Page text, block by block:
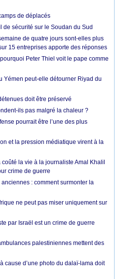
de déplacés
de sécurité sur le Soudan du Sud
de quatre jours sont-elles plus
15 entreprises apporte des réponses
Peter Thiel voit le pape comme
Yémen peut-elle détourner Riyad du
doit être préservé
ils pas malgré la chaleur ?
pourrait être l’une des plus
et la pression médiatique virent à la
la vie à la journaliste Amal Khalil
crime de guerre
: comment surmonter la
ne peut pas miser uniquement sur
par Israël est un crime de guerre
palestiniennes mettent des
cause d’une photo du dalaï-lama doit